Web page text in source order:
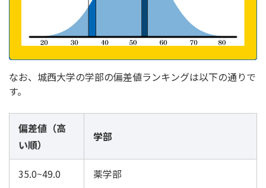
なお、城西大学の学部の偏差値ランキングは以下の通りで
す。
偏差値（高
い順）
学部
35.0~49.0 薬学部